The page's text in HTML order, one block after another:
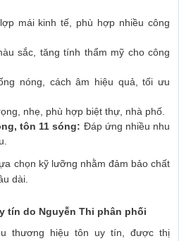
mái kinh tế, phù hợp nhiều công
sắc, tăng tính thẩm mỹ cho công
nóng, cách âm hiệu quả, tối ưu
nhẹ, phù hợp biệt thự, nhà phố.
tôn 11 sóng: Đáp ứng nhiều nhu
chọn kỹ lưỡng nhằm đảm bảo chất
dài.
tín do Nguyễn Thi phân phối
thương hiệu tôn uy tín, được thị